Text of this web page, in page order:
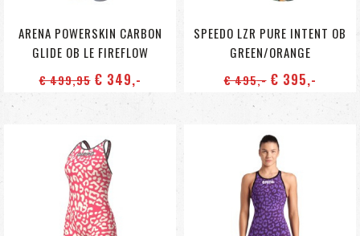
ARENA POWERSKIN CARBON
GLIDE OB LE FIREFLOW
€ 499,95€ 349,-
SPEEDO LZR PURE INTENT OB
GREEN/ORANGE
€ 495,-€ 395,-